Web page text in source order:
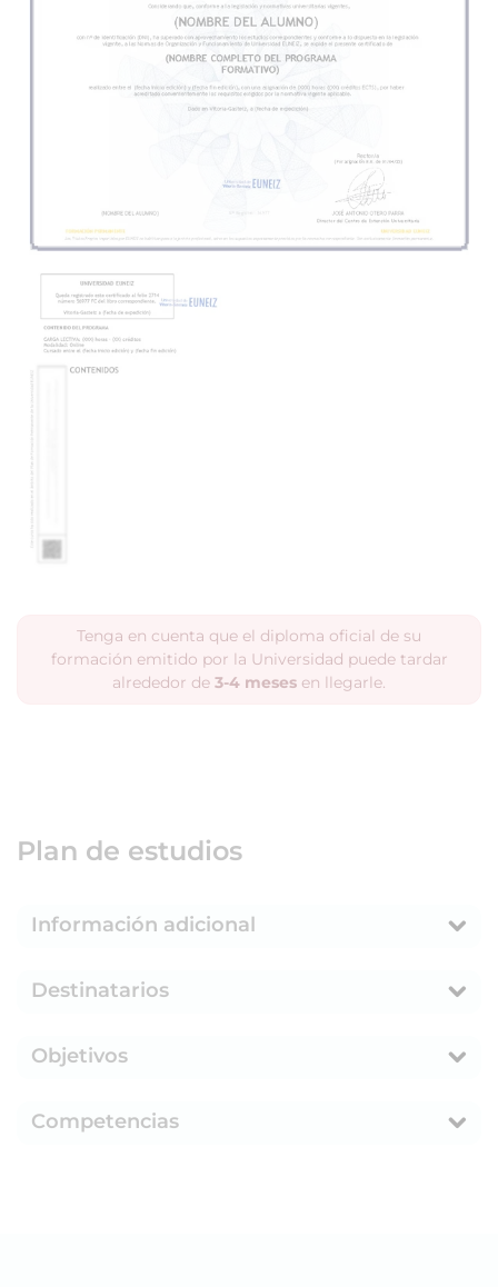
Tenga en cuenta que el diploma oficial de su
formación emitido por la Universidad puede tardar
alrededor de 3-4 meses en llegarle.
Plan de estudios
Información adicional
Destinatarios
Objetivos
Competencias